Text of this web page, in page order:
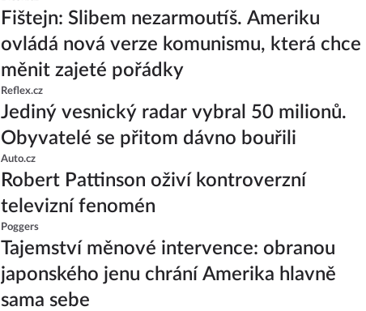
Fištejn: Slibem nezarmoutíš. Ameriku
ovládá nová verze komunismu, která chce
měnit zajeté pořádky
Reflex.cz
Jediný vesnický radar vybral 50 milionů.
Obyvatelé se přitom dávno bouřili
Auto.cz
Robert Pattinson oživí kontroverzní
televizní fenomén
Poggers
Tajemství měnové intervence: obranou
japonského jenu chrání Amerika hlavně
sama sebe